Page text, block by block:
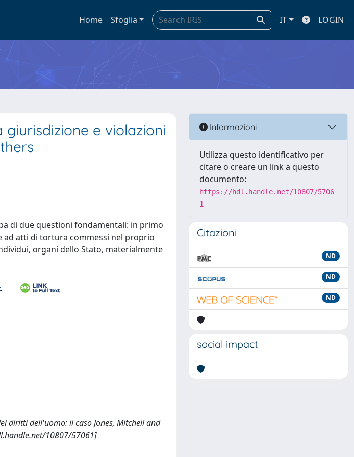
Home Sfoglia IT LOGIN
e violazioni
di due questioni fondamentali: in primo
ad atti di tortura commessi nel proprio
organi dello Stato, materialmente
diritti dell'uomo: il caso Jones, Mitchell and
10807/57061]
Informazioni
Utilizza questo identificativo per
citare o creare un link a questo
documento:
https://hdl.handle.net/10807/5706
1
Citazioni
ND
ND
ND
social impact